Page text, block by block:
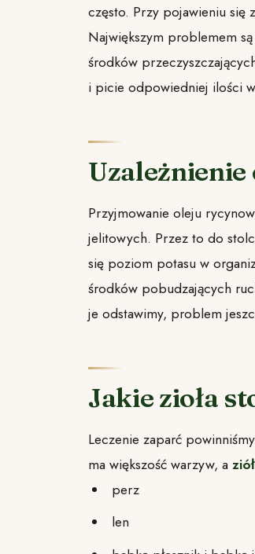
często. Przy pojawieniu się
Największym problemem
środków
i picie odpowiedniej ilości
Przyjmowanie oleju
jelitowych. Przez to do
się poziom potasu w
środków pobudzających
je odstawimy, problem
Jakie zioła
Leczenie zaparć
ma większość warzyw, a
perz
len